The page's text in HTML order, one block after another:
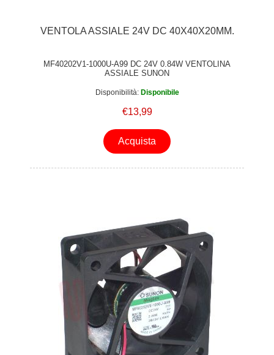
VENTOLA ASSIALE 24V DC 40X40X20MM.
MF40202V1-1000U-A99 DC 24V 0.84W VENTOLINA
ASSIALE SUNON
Disponibilità: Disponibile
€13,99
Acquista